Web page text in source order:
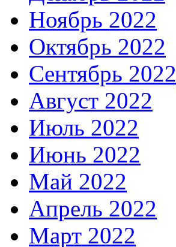
Ноябрь 2022
Октябрь 2022
Сентябрь 2022
Август 2022
Июль 2022
Июнь 2022
Май 2022
Апрель 2022
Март 2022